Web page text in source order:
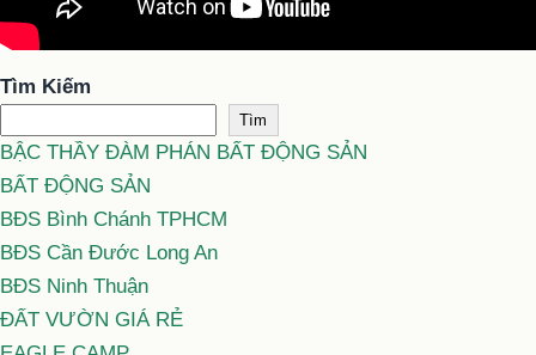
Tìm Kiếm
Tìm
BẬC THẦY ĐÀM PHÁN BẤT ĐỘNG SẢN
BẤT ĐỘNG SẢN
BĐS Bình Chánh TPHCM
BĐS Cần Đước Long An
BĐS Ninh Thuận
ĐẤT VƯỜN GIÁ RẺ